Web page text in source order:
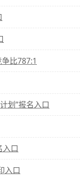
比787:1
划”报名入口
入口
入口